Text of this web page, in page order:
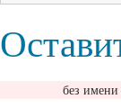
без имени